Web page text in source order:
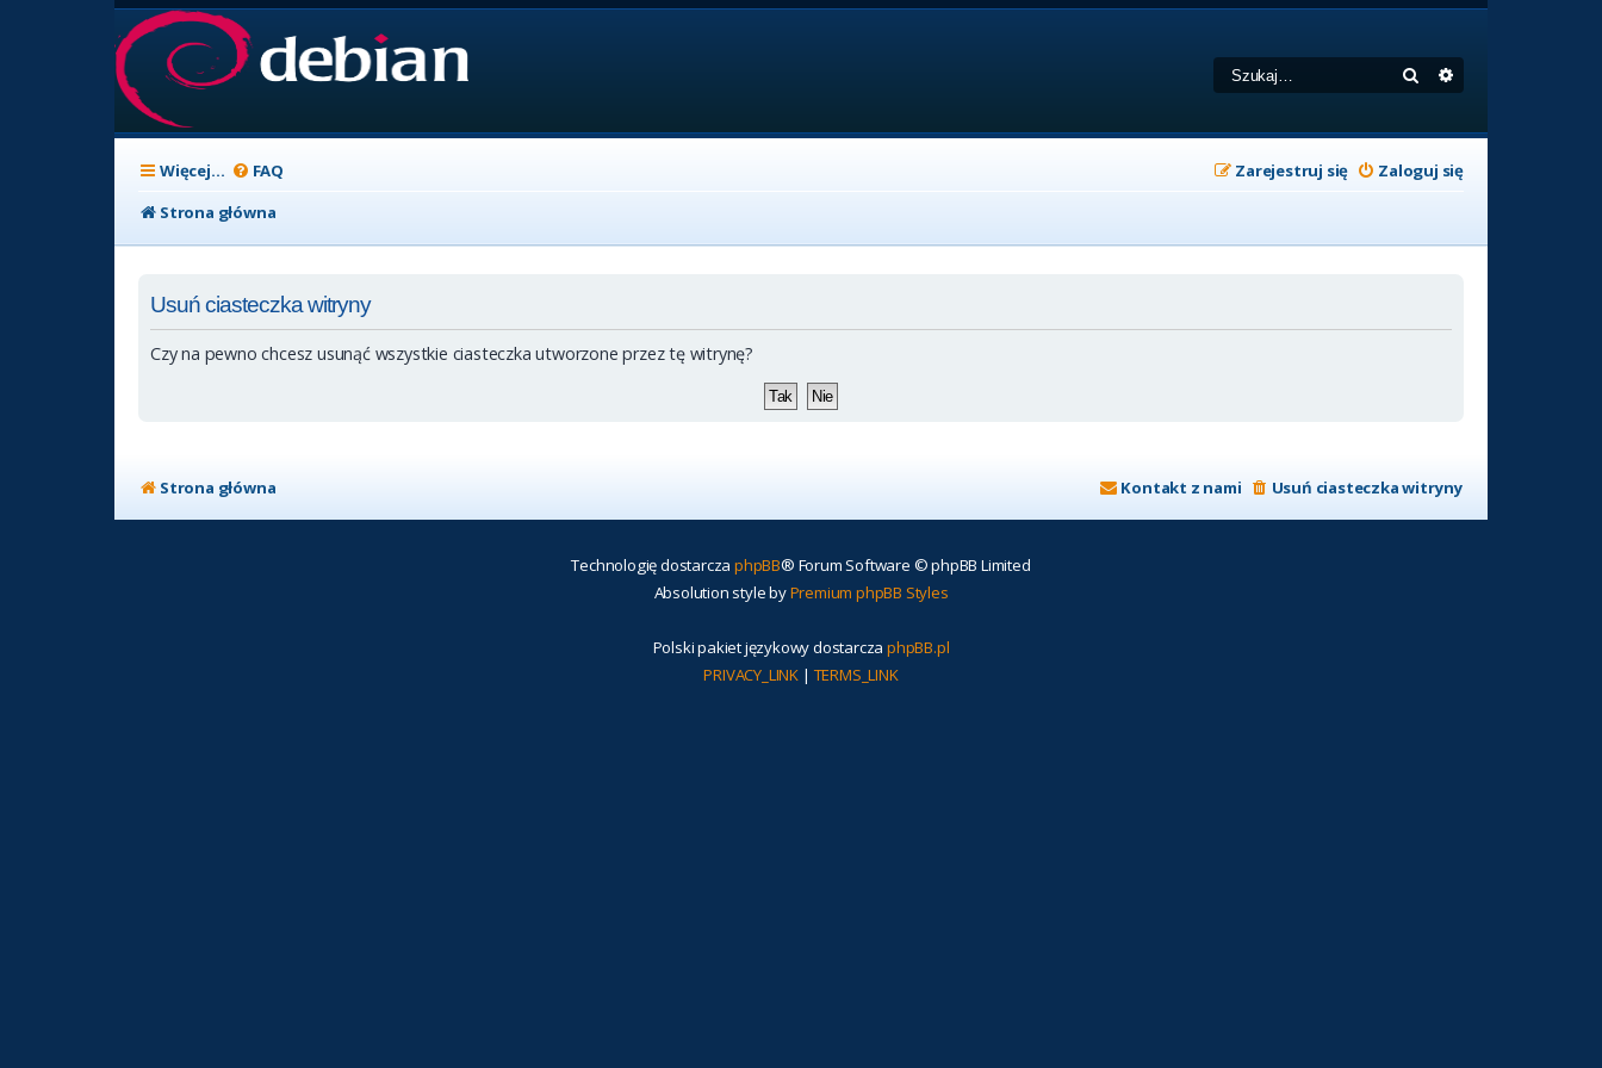
Szukaj
Więcej… FAQ Zaloguj się
Zarejestruj się
Strona główna
Usuń ciasteczka witryny
Czy na pewno chcesz usunąć wszystkie ciasteczka utworzone przez tę witrynę?
Strona główna Usuń ciasteczka witryny
Kontakt z nami
Technologię dostarcza phpBB® Forum Software © phpBB Limited
Absolution style byPremium phpBB Styles
Polski pakiet językowy dostarcza phpBB.pl
PRIVACY_LINK | TERMS_LINK